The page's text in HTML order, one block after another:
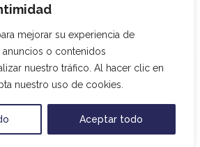
mejorar su experiencia de
o contenidos
nuestro tráfico. Al hacer clic en
nuestro uso de cookies.
Aceptar todo
Política de
de datos|
Desarrollado
20SAgencia